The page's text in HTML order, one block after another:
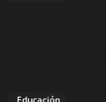
Educación